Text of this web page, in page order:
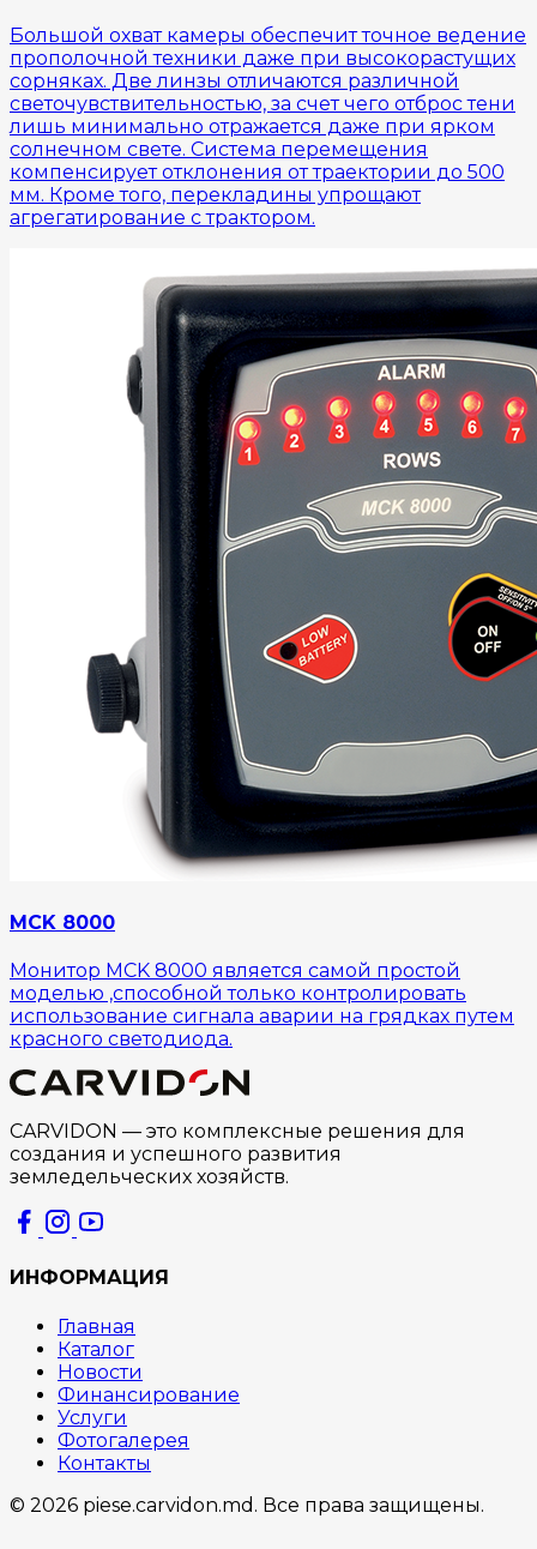
Большой охват камеры обеспечит точное ведение
прополочной техники даже при высокорастущих
сорняках. Две линзы отличаются различной
светочувствительностью, за счет чего отброс тени
лишь минимально отражается даже при ярком
солнечном свете. Система перемещения
компенсирует отклонения от траектории до 500
мм. Кроме того, перекладины упрощают
агрегатирование с трактором.
MCK 8000
Монитор MCK 8000 является самой простой
моделью ,способной только контролировать
использование сигнала аварии на грядках путем
красного светодиода.
CARVIDON — это комплексные решения для
создания и успешного развития
земледельческих хозяйств.
ИНФОРМАЦИЯ
Главная
Каталог
Новости
Финансирование
Услуги
Фотогалерея
Контакты
© 2026 piese.carvidon.md. Все права защищены.